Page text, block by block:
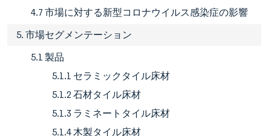
4.7 市場に対する新型コロナウイルス感染症の影響
5. 市場セグメンテーション
5.1 製品
5.1.1 セラミックタイル床材
5.1.2 石材タイル床材
5.1.3 ラミネートタイル床材
5.1.4 木製タイル床材